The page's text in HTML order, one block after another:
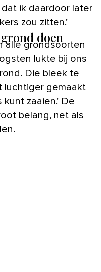
ik daardoor later
zou zitten.’
doen
alle grondsoorten
lukte bij ons
Die bleek te
luchtiger gemaakt
zaaien.’ De
belang, net als